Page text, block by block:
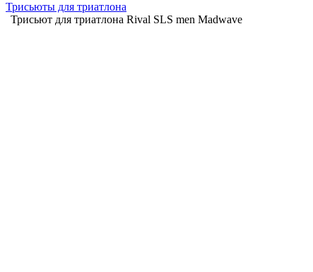
Трисьюты для триатлона
Трисьют для триатлона Rival SLS men Madwave